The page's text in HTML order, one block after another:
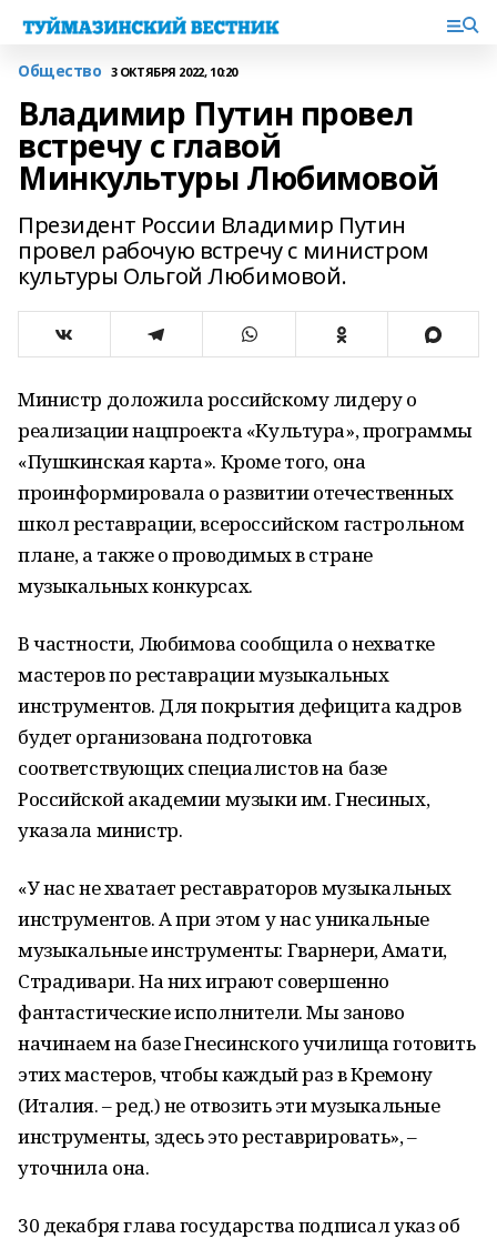
Общество 3 ОКТЯБРЯ 2022, 10:20
Владимир Путин провел
встречу с главой
Минкультуры Любимовой
Президент России Владимир Путин
провел рабочую встречу с министром
культуры Ольгой Любимовой.
Министр доложила российскому лидеру о
реализации нацпроекта «Культура», программы
«Пушкинская карта». Кроме того, она
проинформировала о развитии отечественных
школ реставрации, всероссийском гастрольном
плане, а также о проводимых в стране
музыкальных конкурсах.
В частности, Любимова сообщила о нехватке
мастеров по реставрации музыкальных
инструментов. Для покрытия дефицита кадров
будет организована подготовка
соответствующих специалистов на базе
Российской академии музыки им. Гнесиных,
указала министр.
«У нас не хватает реставраторов музыкальных
инструментов. А при этом у нас уникальные
музыкальные инструменты: Гварнери, Амати,
Страдивари. На них играют совершенно
фантастические исполнители. Мы заново
начинаем на базе Гнесинского училища готовить
этих мастеров, чтобы каждый раз в Кремону
(Италия. – ред.) не отвозить эти музыкальные
инструменты, здесь это реставрировать», –
уточнила она.
30 декабря глава государства подписал указ об